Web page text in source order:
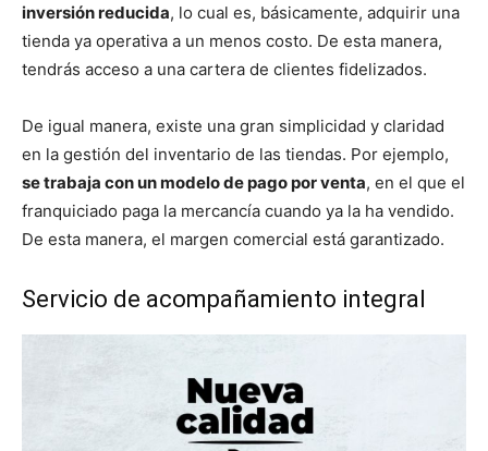
inversión reducida, lo cual es, básicamente, adquirir una
tienda ya operativa a un menos costo. De esta manera,
tendrás acceso a una cartera de clientes fidelizados.
De igual manera, existe una gran simplicidad y claridad
en la gestión del inventario de las tiendas. Por ejemplo,
se trabaja con un modelo de pago por venta, en el que el
franquiciado paga la mercancía cuando ya la ha vendido.
De esta manera, el margen comercial está garantizado.
Servicio de acompañamiento integral